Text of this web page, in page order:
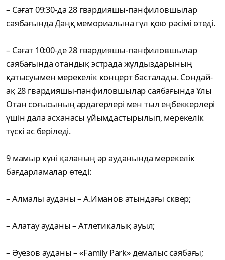
– Сағат 09:30-да 28 гвардияшы-панфиловшылар
саябағында Даңқ мемориалына гүл қою рәсімі өтеді.
– Сағат 10:00-де 28 гвардияшы-панфиловшылар
саябағында отандық эстрада жұлдыздарының
қатысуымен мерекелік концерт басталады. Сондай-
ақ 28 гвардияшы-панфиловшылар саябағында Ұлы
Отан соғысының ардагерлері мен тыл еңбеккерлері
үшін дала асханасы ұйымдастырылып, мерекелік
түскі ас беріледі.
9 мамыр күні қаланың әр ауданында мерекелік
бағдарламалар өтеді:
– Алмалы ауданы – А.Иманов атындағы сквер;
– Алатау ауданы – Атлетикалық ауыл;
– Әуезов ауданы – «Family Park» демалыс саябағы;